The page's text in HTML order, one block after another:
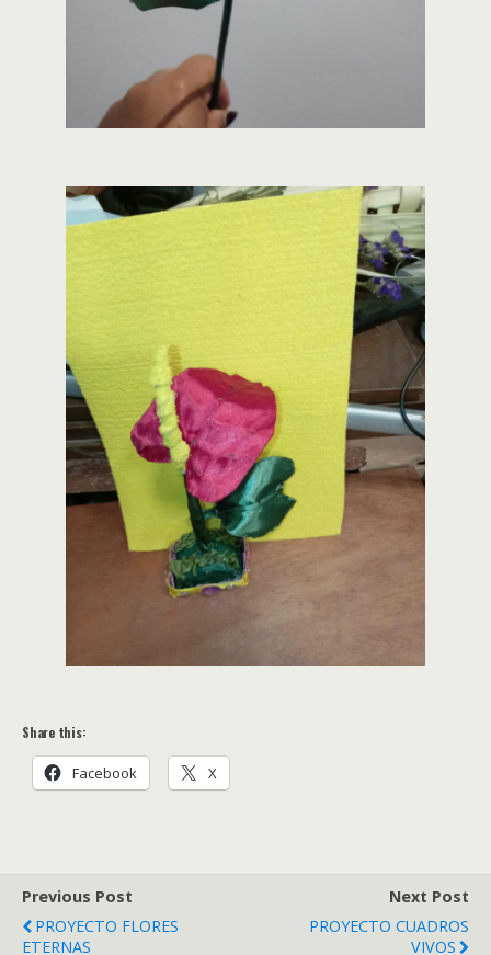
Share this:
Facebook X
Previous Post
PROYECTO FLORES
ETERNAS
Next Post
PROYECTO CUADROS
VIVOS